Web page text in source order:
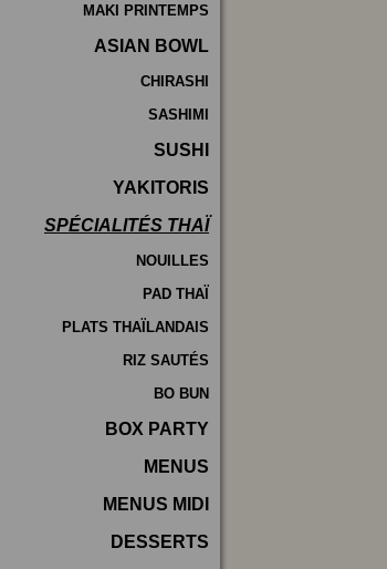
MAKI PRINTEMPS
ASIAN BOWL
CHIRASHI
SASHIMI
SUSHI
YAKITORIS
SPÉCIALITÉS THAÏ
NOUILLES
PAD THAÏ
PLATS THAÏLANDAIS
RIZ SAUTÉS
BO BUN
BOX PARTY
MENUS
MENUS MIDI
DESSERTS